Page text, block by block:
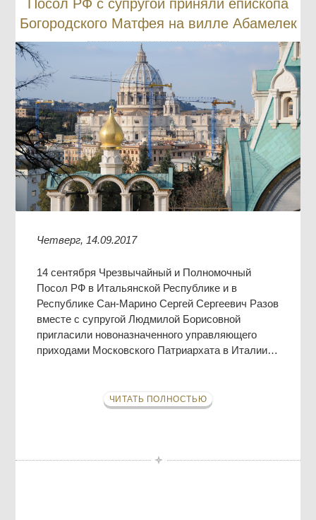
Посол РФ с супругой приняли епископа
Богородского Матфея на вилле Абамелек
Четверг, 14.09.2017
14 сентября Чрезвычайный и Полномочный
Посол РФ в Итальянской Республике и в
Республике Сан-Марино Сергей Сергеевич Разов
вместе с супругой Людмилой Борисовной
пригласили новоназначенного управляющего
приходами Московского Патриархата в Италии…
ЧИТАТЬ ПОЛНОСТЬЮ